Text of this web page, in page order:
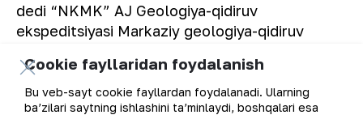
dedi “NKMK” AJ Geologiya-qidiruv
ekspeditsiyasi Markaziy geologiya-qidiruv
“NKMK” AJ matbuot xizmati.
Cookie fayllaridan foydalanish
Bu veb-sayt cookie fayllardan foydalanadi. Ularning
ba’zilari saytning ishlashini ta’minlaydi, boshqalari esa